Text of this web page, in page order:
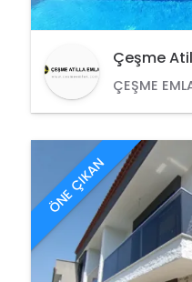
Çeşme
ÇEŞME
ÖNE ÇIKAN